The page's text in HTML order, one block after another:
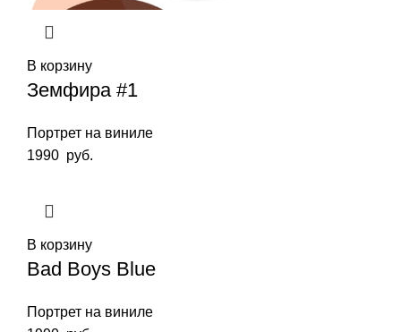
В корзину
Земфира #1
Портрет на виниле
1990 руб.
В корзину
Bad Boys Blue
Портрет на виниле